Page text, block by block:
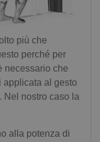
più che
perché per
necessario che
applicata al gesto
Nel nostro caso la
alla potenza di